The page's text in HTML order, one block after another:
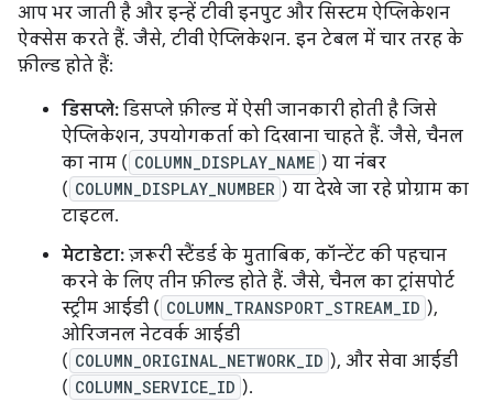
आप भर जाती है और इन्हें टीवी इनपुट और सिस्टम ऐप्लिकेशन
ऐक्सेस करते हैं. जैसे, टीवी ऐप्लिकेशन. इन टेबल में चार तरह के
फ़ील्ड होते हैं:
डिसप्ले: डिसप्ले फ़ील्ड में ऐसी जानकारी होती है जिसे
ऐप्लिकेशन, उपयोगकर्ता को दिखाना चाहते हैं. जैसे, चैनल
का नाम ( COLUMN_DISPLAY_NAME ) या नंबर
( COLUMN_DISPLAY_NUMBER ) या देखे जा रहे प्रोग्राम का
टाइटल.
मेटाडेटा: ज़रूरी स्टैंडर्ड के मुताबिक, कॉन्टेंट की पहचान
करने के लिए तीन फ़ील्ड होते हैं. जैसे, चैनल का ट्रांसपोर्ट
स्ट्रीम आईडी ( COLUMN_TRANSPORT_STREAM_ID ),
ओरिजनल नेटवर्क आईडी
( COLUMN_ORIGINAL_NETWORK_ID ), और सेवा आईडी
( COLUMN_SERVICE_ID ).